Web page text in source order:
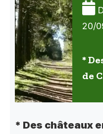
20/
*
de
* Des châteaux